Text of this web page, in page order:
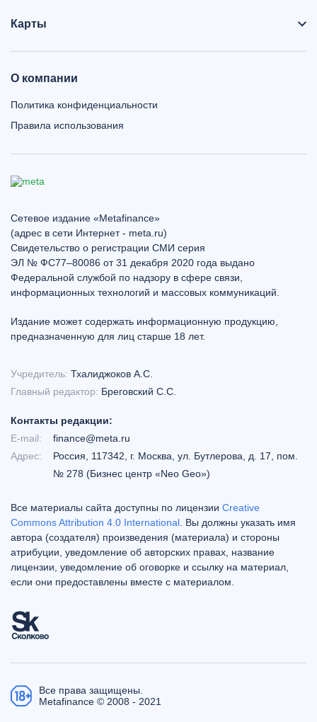
Карты
О компании
Политика конфиденциальности
Правила использования
Сетевое издание «Metafinance»
(адрес в сети Интернет - meta.ru)
Свидетельство о регистрации СМИ серия
ЭЛ № ФС77–80086 от 31 декабря 2020 года выдано
Федеральной службой по надзору в сфере связи,
информационных технологий и массовых коммуникаций.
Издание может содержать информационную продукцию,
предназначенную для лиц старше 18 лет.
Учредитель: Тхалиджоков А.С.
Главный редактор: Бреговский С.С.
Контакты редакции:
E-mail:
finance@meta.ru
Адрес:
Россия, 117342, г. Москва, ул. Бутлерова, д. 17, пом.
№ 278 (Бизнес центр «Neo Geo»)
Все материалы сайта доступны по лицензии Creative
Commons Attribution 4.0 International . Вы должны указать имя
автора (создателя) произведения (материала) и стороны
атрибуции, уведомление об авторских правах, название
лицензии, уведомление об оговорке и ссылку на материал,
если они предоставлены вместе с материалом.
Все права защищены.
Metafinance © 2008 - 2021